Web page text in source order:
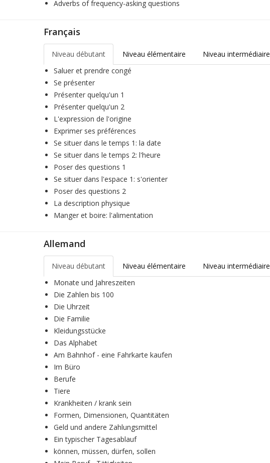
Adverbs of frequency-asking questions
Français
Niveau débutant Niveau élémentaire Niveau intermédiaire
Saluer et prendre congé
Se présenter
Présenter quelqu'un 1
Présenter quelqu'un 2
L'expression de l'origine
Exprimer ses préférences
Se situer dans le temps 1: la date
Se situer dans le temps 2: l'heure
Poser des questions 1
Se situer dans l'espace 1: s'orienter
Poser des questions 2
La description physique
Manger et boire: l'alimentation
Allemand
Niveau débutant Niveau élémentaire Niveau intermédiaire
Monate und Jahreszeiten
Die Zahlen bis 100
Die Uhrzeit
Die Familie
Kleidungsstücke
Das Alphabet
Am Bahnhof - eine Fahrkarte kaufen
Im Büro
Berufe
Tiere
Krankheiten / krank sein
Formen, Dimensionen, Quantitäten
Geld und andere Zahlungsmittel
Ein typischer Tagesablauf
können, müssen, dürfen, sollen